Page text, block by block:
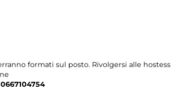
formati sul posto. Rivolgersi alle